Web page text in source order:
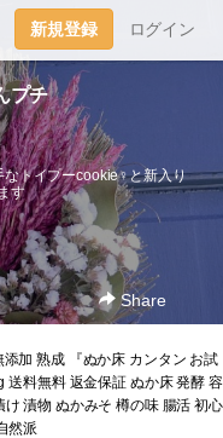
新規登録 ログイン
プチ
なトイプーcookie♀︎と新入り
す
Share
加 熟成 『ぬか床 カンタン お試
送料無料 返金保証 ぬか床 発酵 容
漬物 ぬかみそ 樽の味 腸活 初心
然派